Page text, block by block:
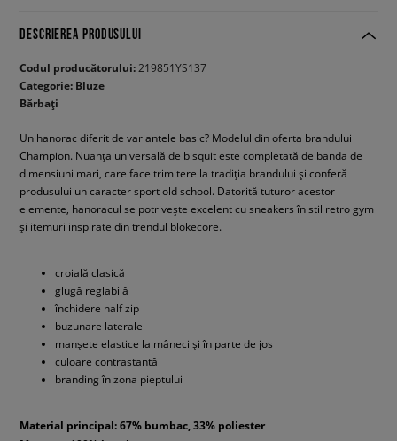
DESCRIEREA PRODUSULUI
Codul producătorului: 219851YS137
Categorie: Bluze
Bărbați
Un hanorac diferit de variantele basic? Modelul din oferta brandului
Champion. Nuanța universală de bisquit este completată de banda de
dimensiuni mari, care face trimitere la tradiția brandului și conferă
produsului un caracter sport old school. Datorită tuturor acestor
elemente, hanoracul se potrivește excelent cu sneakers în stil retro gym
și itemuri inspirate din trendul blokecore.
croială clasică
glugă reglabilă
închidere half zip
buzunare laterale
manșete elastice la mâneci și în parte de jos
culoare contrastantă
branding în zona pieptului
Material principal: 67% bumbac, 33% poliester